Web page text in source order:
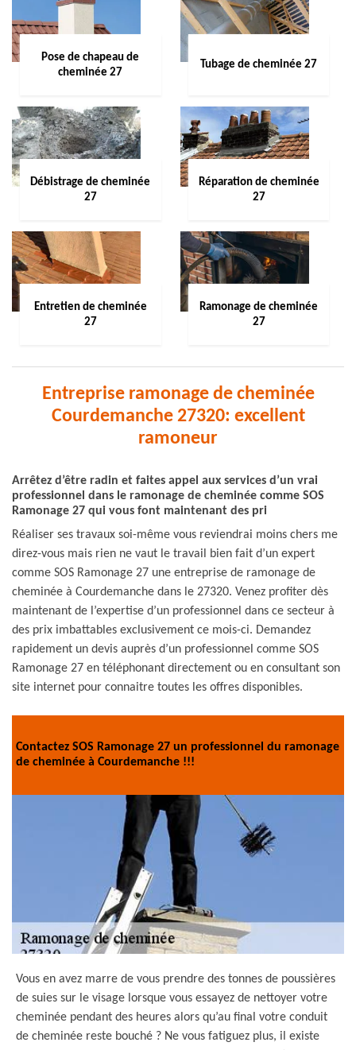
Pose de chapeau de
cheminée 27
Tubage de cheminée 27
Débistrage de cheminée
27
Réparation de cheminée
27
Entretien de cheminée
27
Ramonage de cheminée
27
Entreprise ramonage de cheminée
Courdemanche 27320: excellent
ramoneur
Arrêtez d’être radin et faites appel aux services d’un vrai
professionnel dans le ramonage de cheminée comme SOS
Ramonage 27 qui vous font maintenant des pri
Réaliser ses travaux soi-même vous reviendrai moins chers me
direz-vous mais rien ne vaut le travail bien fait d’un expert
comme SOS Ramonage 27 une entreprise de ramonage de
cheminée à Courdemanche dans le 27320. Venez profiter dès
maintenant de l’expertise d’un professionnel dans ce secteur à
des prix imbattables exclusivement ce mois-ci. Demandez
rapidement un devis auprès d’un professionnel comme SOS
Ramonage 27 en téléphonant directement ou en consultant son
site internet pour connaitre toutes les offres disponibles.
Contactez SOS Ramonage 27 un professionnel du ramonage
de cheminée à Courdemanche !!!
Vous en avez marre de vous prendre des tonnes de poussières
de suies sur le visage lorsque vous essayez de nettoyer votre
cheminée pendant des heures alors qu’au final votre conduit
de cheminée reste bouché ? Ne vous fatiguez plus, il existe